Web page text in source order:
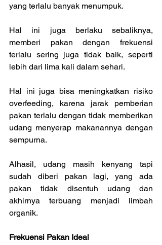
yang terlalu banyak menumpuk.
Hal ini juga berlaku sebaliknya,
memberi pakan dengan frekuensi
terlalu sering juga tidak baik, seperti
lebih dari lima kali dalam sehari.
Hal ini juga bisa meningkatkan risiko
overfeeding, karena jarak pemberian
pakan terlalu dengan tidak memberikan
udang menyerap makanannya dengan
sempurna.
Alhasil, udang masih kenyang tapi
sudah diberi pakan lagi, yang ada
pakan tidak disentuh udang dan
akhirnya terbuang menjadi limbah
organik.
Frekuensi Pakan Ideal